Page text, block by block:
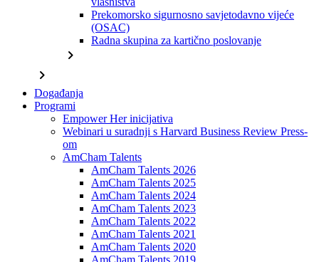
Prekomorsko sigurnosno savjetodavno vijeće
(OSAC)
Radna skupina za kartično poslovanje
chevron_right
chevron_right
Događanja
Programi
Empower Her inicijativa
Webinari u suradnji s Harvard Business Review Press-
om
AmCham Talents
AmCham Talents 2026
AmCham Talents 2025
AmCham Talents 2024
AmCham Talents 2023
AmCham Talents 2022
AmCham Talents 2021
AmCham Talents 2020
AmCham Talents 2019